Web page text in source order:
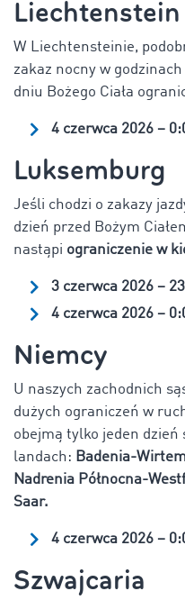
Liechtenstein
W Liechtensteinie,
zakaz nocny w
dniu Bożego Ciała
4 czerwca 2026 –
Luksemburg
Jeśli chodzi o zakazy
dzień przed Bożym
nastąpi ograniczenie w
3 czerwca 2026 –
4 czerwca 2026 –
Niemcy
U naszych zachodnich
dużych ograniczeń w
obejmą tylko jeden dzień
landach: Badenia-
Nadrenia Północna-
Saar.
4 czerwca 2026 –
Szwajcaria